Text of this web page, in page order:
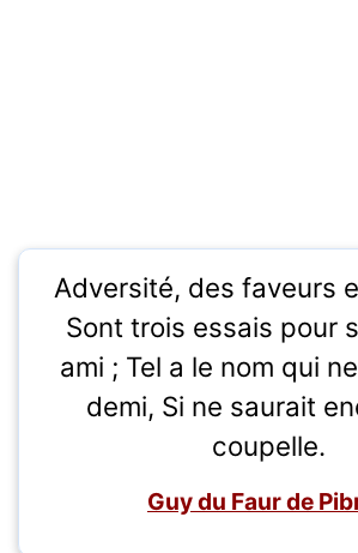
Adversité, des faveurs
Sont trois essais pour
ami ; Tel a le nom qui
demi, Si ne saurait
coupelle.
Guy du Faur de